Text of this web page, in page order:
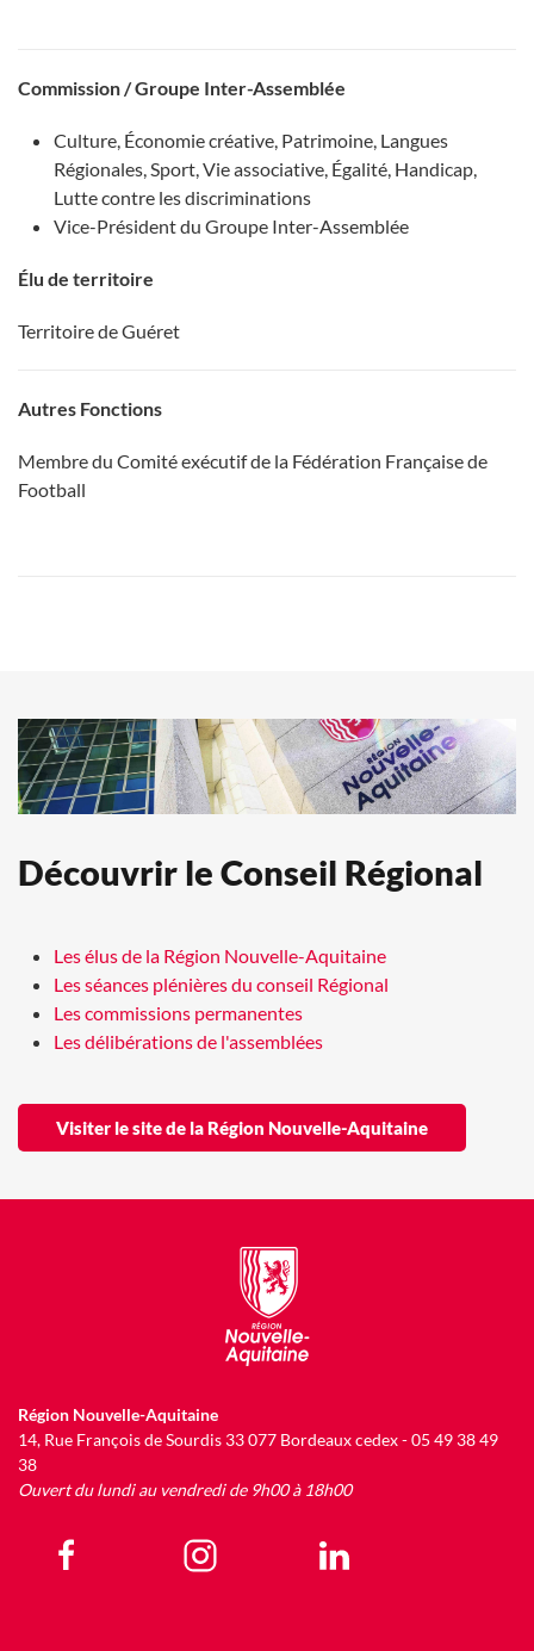
Commission / Groupe Inter-Assemblée
Culture, Économie créative, Patrimoine, Langues
Régionales, Sport, Vie associative, Égalité, Handicap,
Lutte contre les discriminations
Vice-Président du Groupe Inter-Assemblée
Élu de territoire
Territoire de Guéret
Autres Fonctions
Membre du Comité exécutif de la Fédération Française de
Football
Découvrir le Conseil Régional
Les élus de la Région Nouvelle-Aquitaine
Les séances plénières du conseil Régional
Les commissions permanentes
Les délibérations de l'assemblées
Visiter le site de la Région Nouvelle-Aquitaine
Région Nouvelle-Aquitaine
14, Rue François de Sourdis 33 077 Bordeaux cedex - 05 49 38 49
38
Ouvert du lundi au vendredi de 9h00 à 18h00